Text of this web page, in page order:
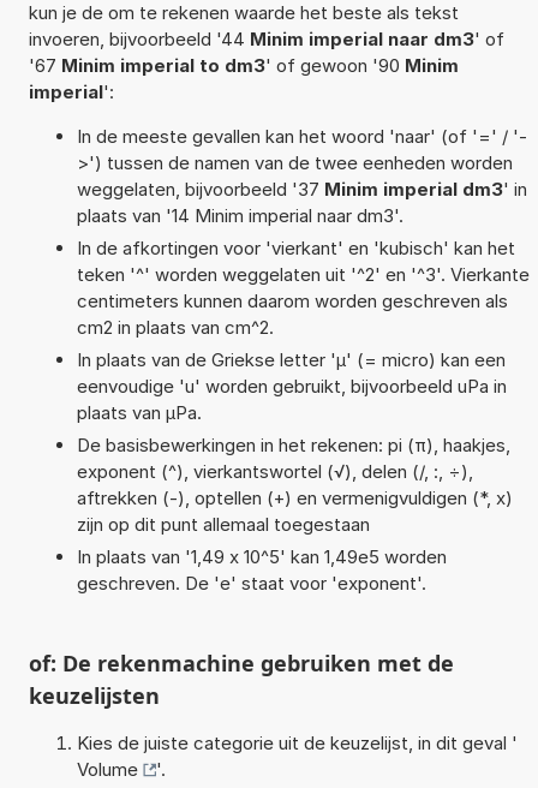
kun je de om te rekenen waarde het beste als tekst
invoeren, bijvoorbeeld '44 Minim imperial naar dm3' of
'67 Minim imperial to dm3' of gewoon '90 Minim
imperial':
In de meeste gevallen kan het woord 'naar' (of '=' / '-
>') tussen de namen van de twee eenheden worden
weggelaten, bijvoorbeeld '37 Minim imperial dm3' in
plaats van '14 Minim imperial naar dm3'.
In de afkortingen voor 'vierkant' en 'kubisch' kan het
teken '^' worden weggelaten uit '^2' en '^3'. Vierkante
centimeters kunnen daarom worden geschreven als
cm2 in plaats van cm^2.
In plaats van de Griekse letter 'µ' (= micro) kan een
eenvoudige 'u' worden gebruikt, bijvoorbeeld uPa in
plaats van µPa.
De basisbewerkingen in het rekenen: pi (π), haakjes,
exponent (^), vierkantswortel (√), delen (/, :, ÷),
aftrekken (-), optellen (+) en vermenigvuldigen (*, x)
zijn op dit punt allemaal toegestaan
In plaats van '1,49 x 10^5' kan 1,49e5 worden
geschreven. De 'e' staat voor 'exponent'.
of: De rekenmachine gebruiken met de
keuzelijsten
Kies de juiste categorie uit de keuzelijst, in dit geval '
Volume
'.